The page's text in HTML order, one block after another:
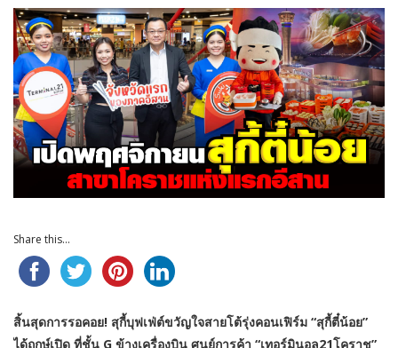
Share this...
สิ้นสุดการรอคอย! สุกี้บุฟเฟ่ต์ขวัญใจสายโต้รุ่งคอนเฟิร์ม “สุกี้ตี๋น้อย”
ได้ฤกษ์เปิด ที่ชั้น G ข้างเครื่องบิน ศูนย์การค้า “เทอร์มินอล21โคราช”